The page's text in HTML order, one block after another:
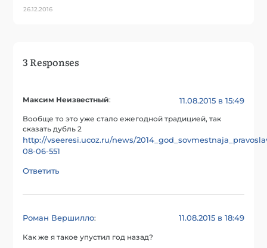
26.12.2016
3 Responses
Максим Неизвестный: 11.08.2015 в 15:49
Вообще то это уже стало ежегодной традицией, так
сказать дубль 2
http://vseeresi.ucoz.ru/news/
08-06-551
Ответить
Роман Вершилло: 11.08.2015 в 18:49
Как же я такое упустил год назад?